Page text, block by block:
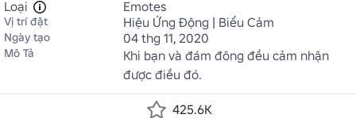
Loại
Emotes
Vị trí đặt Hiệu Ứng Động | Biểu Cảm
Ngày tạo 04 thg 11, 2020
Mô Tả
Khi bạn và đám đông đều cảm nhận
được điều đó.
425.6K